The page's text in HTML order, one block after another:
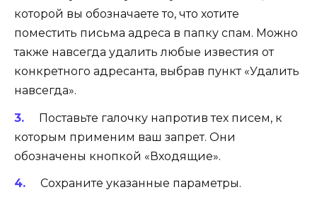
которой вы обозначаете то, что хотите
поместить письма адреса в папку спам. Можно
также навсегда удалить любые известия от
конкретного адресанта, выбрав пункт «Удалить
навсегда».
Поставьте галочку напротив тех писем, к
которым применим ваш запрет. Они
обозначены кнопкой «Входящие».
Сохраните указанные параметры.